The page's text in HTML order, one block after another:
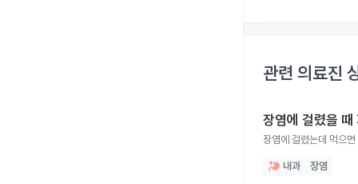
관련 의료진
장염에 걸렸을 때
장염에 걸렸는데 먹으
내과 장염